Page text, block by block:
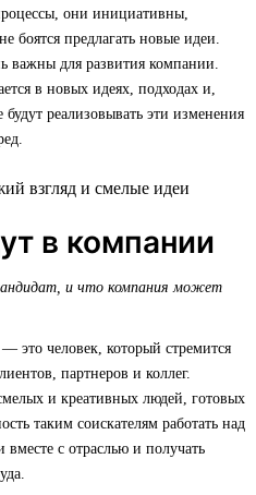
они инициативны,
боятся предлагать новые идеи.
важны для развития компании.
в новых идеях, подходах и,
реализовывать эти изменения
в компании
и что компания может
это человек, который стремится
партнеров и коллег.
и креативных людей, готовых
таким соискателям работать над
с отраслью и получать